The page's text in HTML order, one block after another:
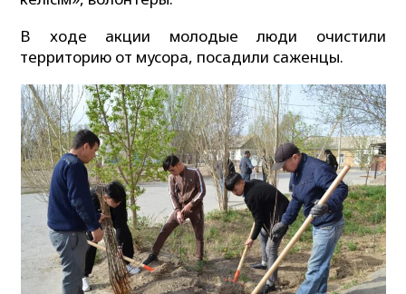
В ходе акции молодые люди очистили
территорию от мусора, посадили саженцы.